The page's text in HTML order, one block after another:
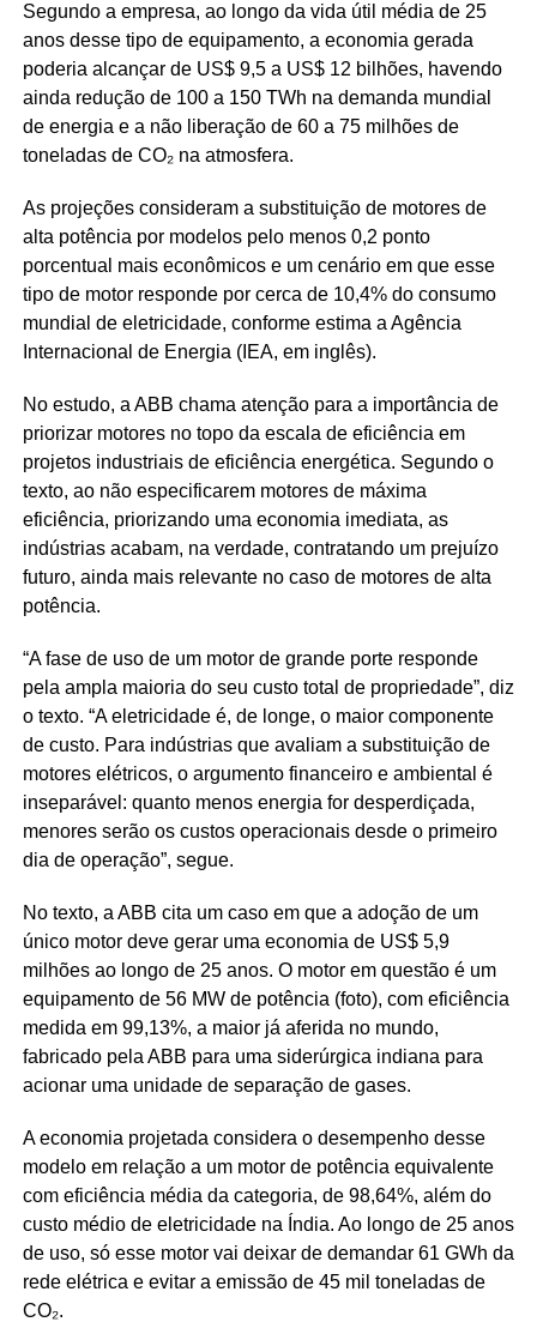
Segundo a empresa, ao longo da vida útil média de 25
anos desse tipo de equipamento, a economia gerada
poderia alcançar de US$ 9,5 a US$ 12 bilhões, havendo
ainda redução de 100 a 150 TWh na demanda mundial
de energia e a não liberação de 60 a 75 milhões de
toneladas de CO₂ na atmosfera.
As projeções consideram a substituição de motores de
alta potência por modelos pelo menos 0,2 ponto
porcentual mais econômicos e um cenário em que esse
tipo de motor responde por cerca de 10,4% do consumo
mundial de eletricidade, conforme estima a Agência
Internacional de Energia (IEA, em inglês).
No estudo, a ABB chama atenção para a importância de
priorizar motores no topo da escala de eficiência em
projetos industriais de eficiência energética. Segundo o
texto, ao não especificarem motores de máxima
eficiência, priorizando uma economia imediata, as
indústrias acabam, na verdade, contratando um prejuízo
futuro, ainda mais relevante no caso de motores de alta
potência.
“A fase de uso de um motor de grande porte responde
pela ampla maioria do seu custo total de propriedade”, diz
o texto. “A eletricidade é, de longe, o maior componente
de custo. Para indústrias que avaliam a substituição de
motores elétricos, o argumento financeiro e ambiental é
inseparável: quanto menos energia for desperdiçada,
menores serão os custos operacionais desde o primeiro
dia de operação”, segue.
No texto, a ABB cita um caso em que a adoção de um
único motor deve gerar uma economia de US$ 5,9
milhões ao longo de 25 anos. O motor em questão é um
equipamento de 56 MW de potência (foto), com eficiência
medida em 99,13%, a maior já aferida no mundo,
fabricado pela ABB para uma siderúrgica indiana para
acionar uma unidade de separação de gases.
A economia projetada considera o desempenho desse
modelo em relação a um motor de potência equivalente
com eficiência média da categoria, de 98,64%, além do
custo médio de eletricidade na Índia. Ao longo de 25 anos
de uso, só esse motor vai deixar de demandar 61 GWh da
rede elétrica e evitar a emissão de 45 mil toneladas de
CO₂.